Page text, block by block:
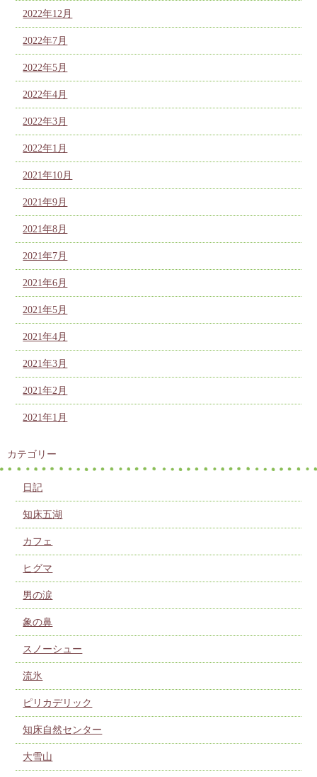
2022年12月
2022年7月
2022年5月
2022年4月
2022年3月
2022年1月
2021年10月
2021年9月
2021年8月
2021年7月
2021年6月
2021年5月
2021年4月
2021年3月
2021年2月
2021年1月
カテゴリー
日記
知床五湖
カフェ
ヒグマ
男の涙
象の鼻
スノーシュー
流氷
ピリカデリック
知床自然センター
大雪山